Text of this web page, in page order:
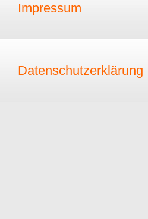
Impressum
Datenschutzerklärung